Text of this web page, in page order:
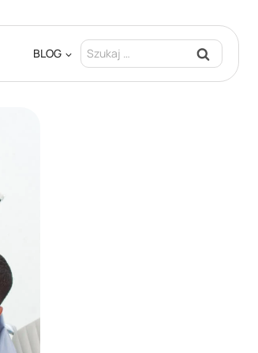
BLOG Szukaj: